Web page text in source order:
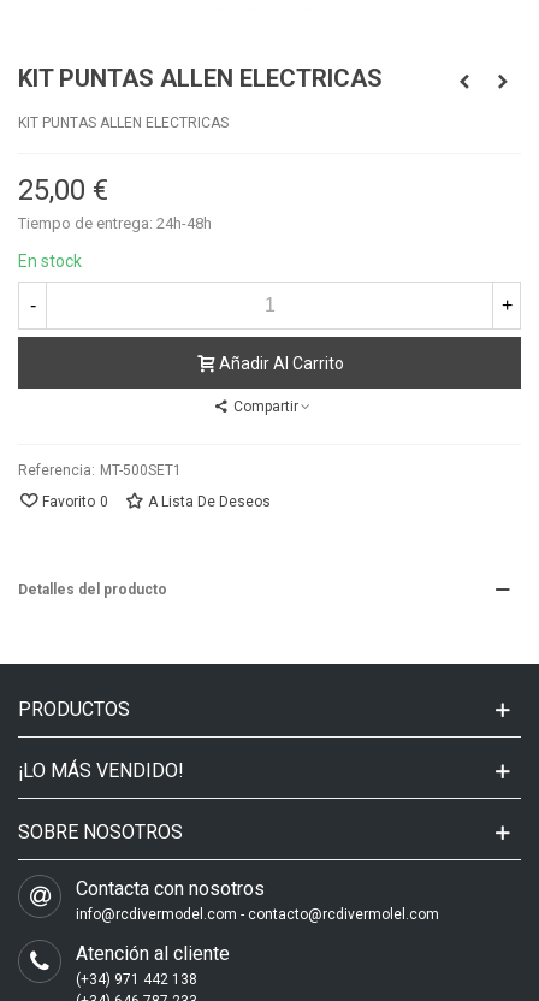
KIT PUNTAS ALLEN ELECTRICAS
KIT PUNTAS ALLEN ELECTRICAS
25,00 €
Tiempo de entrega: 24h-48h
En stock
- +
Añadir Al Carrito
Compartir
Referencia: MT-500SET1
Favorito 0 A Lista De Deseos
Detalles del producto
PRODUCTOS
¡LO MÁS VENDIDO!
SOBRE NOSOTROS
Contacta con nosotros
info@rcdivermodel.com - contacto@rcdivermolel.com
Atención al cliente
(+34) 971 442 138